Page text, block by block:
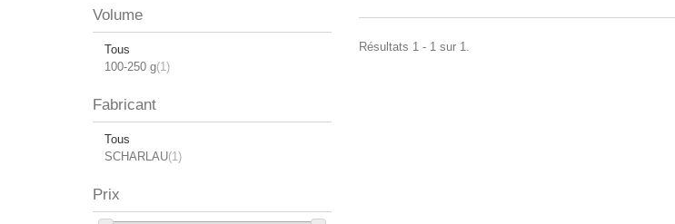
Volume
Tous
100-250 g(1)
Fabricant
Tous
SCHARLAU(1)
Prix
Résultats 1 - 1 sur 1.